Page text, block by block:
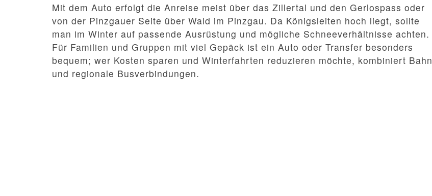
Mit dem Auto erfolgt die Anreise meist über das Zillertal und den Gerlospass oder
von der Pinzgauer Seite über Wald im Pinzgau. Da Königsleiten hoch liegt, sollte
man im Winter auf passende Ausrüstung und mögliche Schneeverhältnisse achten.
Für Familien und Gruppen mit viel Gepäck ist ein Auto oder Transfer besonders
bequem; wer Kosten sparen und Winterfahrten reduzieren möchte, kombiniert Bahn
und regionale Busverbindungen.